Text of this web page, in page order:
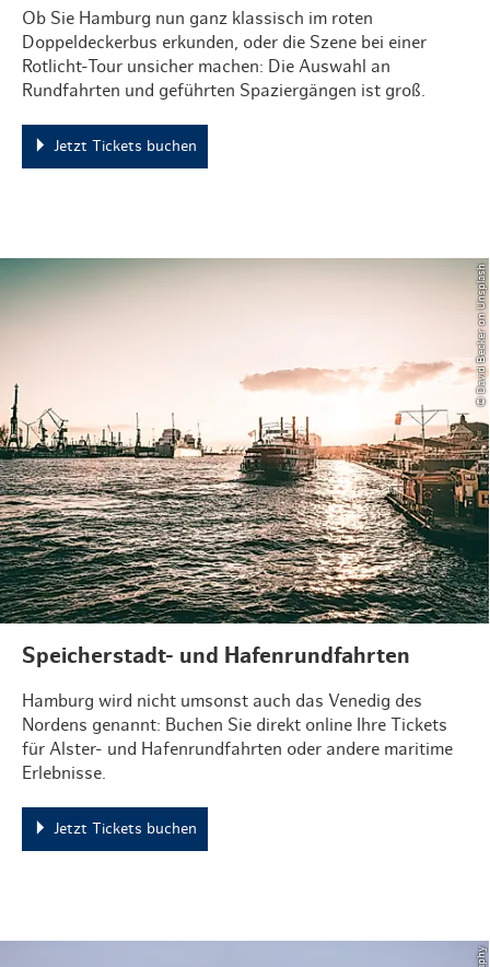
Ob Sie Hamburg nun ganz klassisch im roten
Doppeldeckerbus erkunden, oder die Szene bei einer
Rotlicht-Tour unsicher machen: Die Auswahl an
Rundfahrten und geführten Spaziergängen ist groß.
Jetzt Tickets buchen
© David Becker on Unsplash
Speicherstadt- und Hafenrundfahrten
Hamburg wird nicht umsonst auch das Venedig des
Nordens genannt: Buchen Sie direkt online Ihre Tickets
für Alster- und Hafenrundfahrten oder andere maritime
Erlebnisse.
Jetzt Tickets buchen